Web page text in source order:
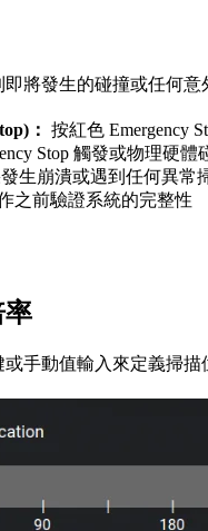
將發生的碰撞或任何意
： 按紅色 Emergency
Stop 觸發或物理硬
生崩潰或遇到任何異常
之前驗證系統的完整性
率
手動值輸入來定義掃